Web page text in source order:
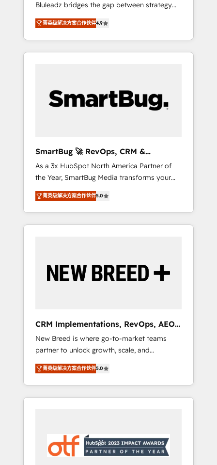
operations to accelerate decisions,
streamline processes, and unlock efficiency
at scale. From predictive intelligence to
conversational AI, we turn data into action
and automation into competitive advantage.
Bluleadz bridges the gap between strategy
and execution. We don't just "set up tools" —
we install the GTM Operating System (GTM
OS) to align your leadership and engineer a
portal that drives predictable revenue
and Story to stop "accelerating a mess." ⚙️
Elite Engineering & AI Scalable Architecture:
agents, and high-integrity migrations for total
reporting clarity. Security & Compliance: SOC
2 Type I and HIPAA attested for enterprise-
grade data security. 🏆 Why Bluleadz? GTM
OS Partner | 16+ Years Experience | 1,000+
Five-Star Reviews
菁英级解决方案合作伙伴4.9
SmartBug 🚀 RevOps, CRM &
Integration Experts
As a 3x HubSpot North America Partner of
the Year, SmartBug Media transforms your
customer lifecycle into a revenue engine. Our
unified ecosystem includes specialized
divisions Globalia (AI & Software) and Point
Success Media (Paid Media), making this the
by Globalia’s technical development team. -
19 HubSpot-certified trainers to drive
deployment of Breeze AI and custom agents
to automate growth. 🏆 Elite Excellence - 8
platform accreditations and deep HIPAA-
compliance expertise. - A team of 250+
experts dedicated to your resilient growth.
菁英级解决方案合作伙伴5.0
CRM Implementations, RevOps, AEO
+ Web, Demand Gen
New Breed is where go-to-market teams
partner to unlock growth, scale, and
transformation. We help companies activate
HubSpot’s AI-powered customer platform
and operationalize HubSpot’s Loop
Marketing framework through expert-led
Hubs to your buyer journey for clean data,
scalability, & reporting. 🎯Demand Gen &
菁英级解决方案合作伙伴5.0